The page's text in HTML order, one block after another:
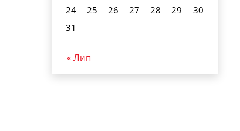
24
25 26 27 28 29
30
31
« Лип